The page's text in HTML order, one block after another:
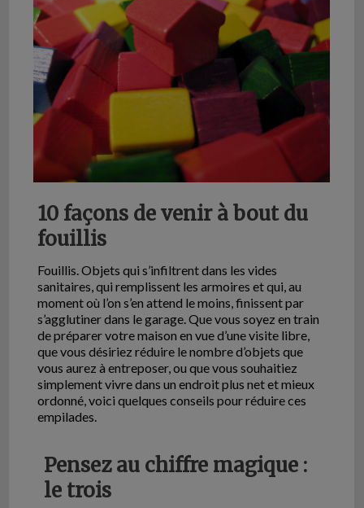
10 façons de venir à bout du
fouillis
Fouillis. Objets qui s’infiltrent dans les vides
sanitaires, qui remplissent les armoires et qui, au
moment où l’on s’en attend le moins, finissent par
s’agglutiner dans le garage. Que vous soyez en train
de préparer votre maison en vue d’une visite libre,
que vous désiriez réduire le nombre d’objets que
vous aurez à entreposer, ou que vous souhaitiez
simplement vivre dans un endroit plus net et mieux
ordonné, voici quelques conseils pour réduire ces
empilades.
Pensez au chiffre magique :
le trois